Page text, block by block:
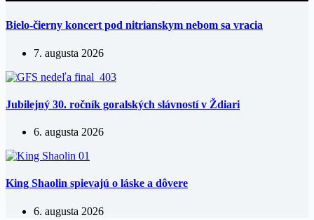
Bielo-čierny koncert pod nitrianskym nebom sa vracia
7. augusta 2026
Jubilejný 30. ročník goralských slávností v Ždiari
6. augusta 2026
King Shaolin spievajú o láske a dôvere
6. augusta 2026